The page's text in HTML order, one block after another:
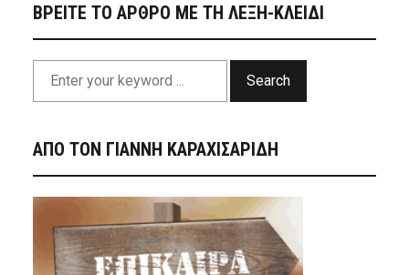
ΒΡΕΙΤΕ ΤΟ ΑΡΘΡΟ ΜΕ ΤΗ ΛΕΞΗ-ΚΛΕΙΔΙ
Search
ΑΠΟ ΤΟΝ ΓΙΑΝΝΗ ΚΑΡΑΧΙΣΑΡΙΔΗ